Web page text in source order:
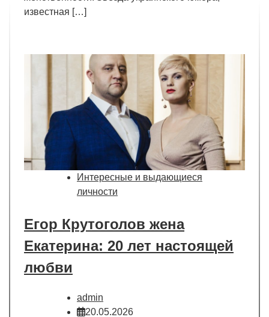
известная […]
Интересные и выдающиеся
личности
Егор Крутоголов жена
Екатерина: 20 лет настоящей
любви
admin
20.05.2026